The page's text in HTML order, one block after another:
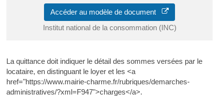
Accéder au modèle de document
Institut national de la consommation (INC)
La quittance doit indiquer le détail des sommes versées par le
locataire, en distinguant le loyer et les <a
href="https://www.mairie-charme.fr/rubriques/demarches-
administratives/?xml=F947">charges</a>.